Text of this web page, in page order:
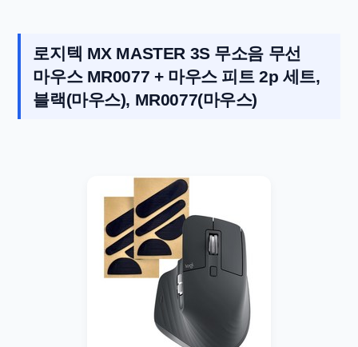
로지텍 MX MASTER 3S 무소음 무선
마우스 MR0077 + 마우스 피트 2p 세트,
블랙(마우스), MR0077(마우스)